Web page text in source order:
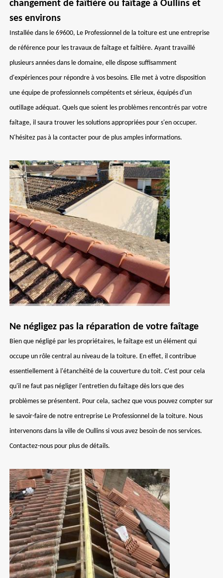
changement de faîtière ou faîtage à Oullins et
ses environs
Installée dans le 69600, Le Professionnel de la toiture est une entreprise
de référence pour les travaux de faîtage et faîtière. Ayant travaillé
plusieurs années dans le domaine, elle dispose suffisamment
d'expériences pour répondre à vos besoins. Elle met à votre disposition
une équipe de professionnels compétents et sérieux, équipés d'un
outillage adéquat. Quels que soient les problèmes rencontrés par votre
faîtage, il saura trouver les solutions appropriées pour s'en occuper.
N'hésitez pas à la contacter pour de plus amples informations.
Ne négligez pas la réparation de votre faîtage
Bien que négligé par les propriétaires, le faîtage est un élément qui
occupe un rôle central au niveau de la toiture. En effet, il contribue
essentiellement à l'étanchéité de la couverture du toit. C'est pour cela
qu'il ne faut pas négliger l'entretien du faîtage dès lors que des
problèmes se présentent. Pour cela, sachez que vous pouvez compter sur
le savoir-faire de notre entreprise Le Professionnel de la toiture. Nous
intervenons dans la ville de Oullins si vous avez besoin de nos services.
Contactez-nous pour plus de détails.